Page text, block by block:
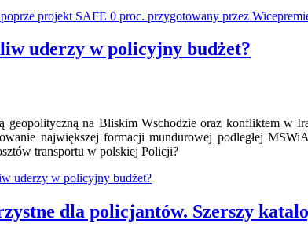
projekt SAFE 0 proc. przygotowany przez
uderzy w policyjny budżet?
geopolityczną na Bliskim Wschodzie oraz konfliktem w
największej formacji mundurowej podległej
transportu w polskiej Policji?
uderzy w policyjny budżet?
dla policjantów. Szerszy